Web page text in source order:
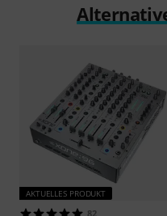
AKTUELLES PRODUKT
82